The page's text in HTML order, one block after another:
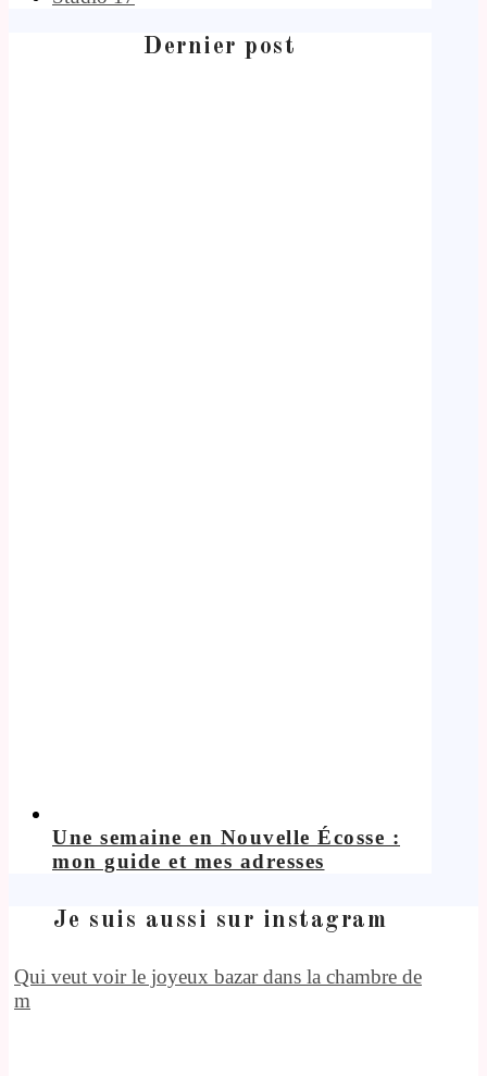
Dernier post
Une semaine en Nouvelle Écosse :
mon guide et mes adresses
Je suis aussi sur instagram
Qui veut voir le joyeux bazar dans la chambre de
m